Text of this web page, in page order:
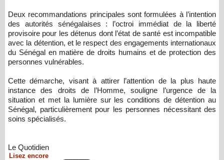
Deux recommandations principales sont formulées à l’intention
des autorités sénégalaises : l’octroi immédiat de la liberté
provisoire pour les détenus dont l’état de santé est incompatible
avec la détention, et le respect des engagements internationaux
du Sénégal en matière de droits humains et de protection des
personnes vulnérables.
Cette démarche, visant à attirer l’attention de la plus haute
instance des droits de l’Hom­me, souligne l’urgence de la
situation et met la lumière sur les conditions de détention au
Sénégal, particulièrement pour les personnes nécessitant des
soins spécialisés.
Le Quotidien
Lisez encore